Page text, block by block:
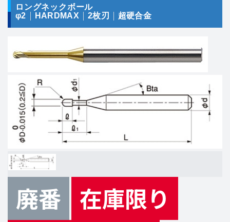
カタログ一覧
ロングネックボール
φ2
HARDMAX 2枚刃 超硬合金